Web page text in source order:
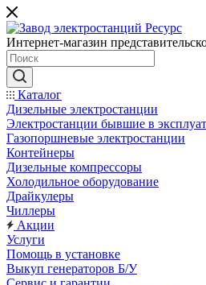
Интернет-магазин
Каталог
Дизельные электростанции
Электростанции бывшие в
Газопоршневые электростанции
Контейнеры
Дизельные компрессоры
Холодильное оборудование
Драйкулеры
Чиллеры
Акции
Услуги
Помощь в установке
Выкуп генераторов Б/У